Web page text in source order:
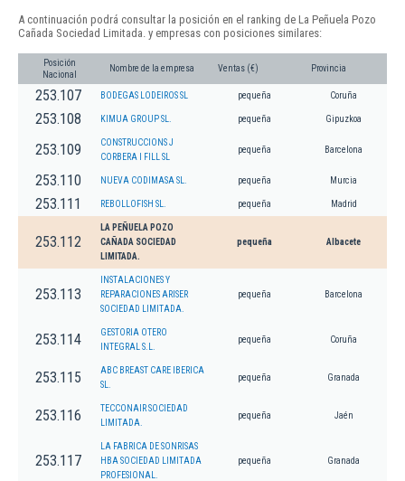
A continuación podrá consultar la posición en el ranking de La Peñuela Pozo
Cañada Sociedad Limitada. y empresas con posiciones similares:
Posición
Nacional
Nombre de la empresa Ventas (€) Provincia
253.107 BODEGAS LODEIROS SL pequeña Coruña
253.108 KIMUA GROUP SL. pequeña Gipuzkoa
253.109
CONSTRUCCIONS J
CORBERA I FILL SL
pequeña Barcelona
253.110 NUEVA CODIMASA SL. pequeña Murcia
253.111 REBOLLOFISH SL. pequeña Madrid
253.112
LA PEÑUELA POZO
CAÑADA SOCIEDAD
LIMITADA.
pequeña Albacete
253.113
INSTALACIONES Y
REPARACIONES ARISER
SOCIEDAD LIMITADA.
pequeña Barcelona
253.114
GESTORIA OTERO
INTEGRAL S.L.
pequeña Coruña
253.115
ABC BREAST CARE IBERICA
SL.
pequeña Granada
253.116
TECCONAIR SOCIEDAD
LIMITADA.
pequeña Jaén
253.117
LA FABRICA DE SONRISAS
HBA SOCIEDAD LIMITADA
PROFESIONAL.
pequeña Granada